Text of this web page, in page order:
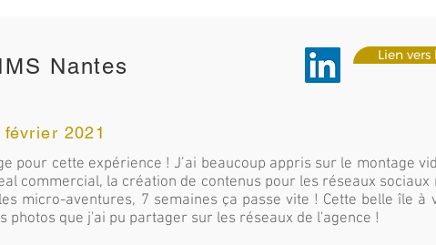
Nantes Lien
2021
pour cette expérience ! J’ai beaucoup appris sur le montage
commercial, la création de contenus pour les réseaux sociaux
micro-aventures, 7 semaines ça passe vite ! Cette belle île à
photos que j'ai pu partager sur les réseaux de l'agence !